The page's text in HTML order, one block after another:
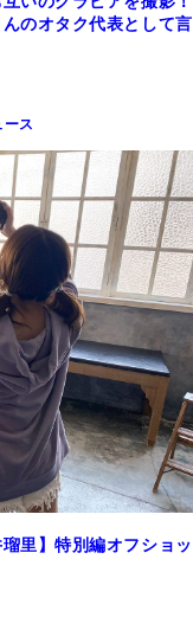
のオタク代表として言
ース
里】特別編オフショッ